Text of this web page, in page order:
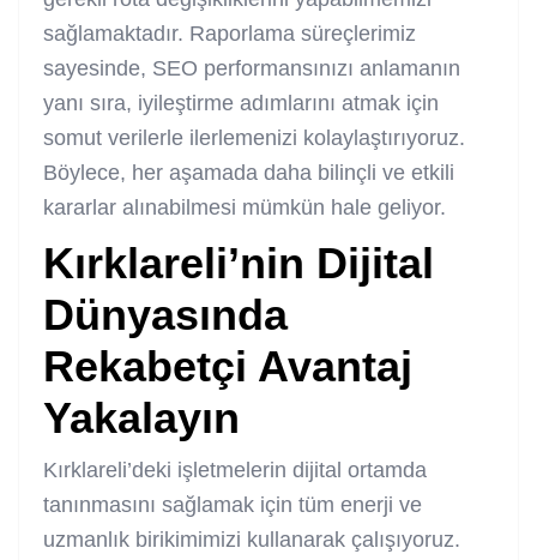
sağlamaktadır. Raporlama süreçlerimiz
sayesinde, SEO performansınızı anlamanın
yanı sıra, iyileştirme adımlarını atmak için
somut verilerle ilerlemenizi kolaylaştırıyoruz.
Böylece, her aşamada daha bilinçli ve etkili
kararlar alınabilmesi mümkün hale geliyor.
Kırklareli’nin Dijital
Dünyasında
Rekabetçi Avantaj
Yakalayın
Kırklareli’deki işletmelerin dijital ortamda
tanınmasını sağlamak için tüm enerji ve
uzmanlık birikimimizi kullanarak çalışıyoruz.